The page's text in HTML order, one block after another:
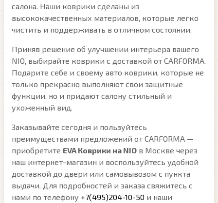
салона. Наши коврики сделаны из
высококачественных материалов, которые легко
чистить и поддерживать в отличном состоянии.
Приняв решение об улучшении интерьера вашего
NIO, выбирайте коврики с доставкой от CARFORMA.
Подарите себе и своему авто коврики, которые не
только прекрасно выполняют свои защитные
функции, но и придают салону стильный и
ухоженный вид.
Заказывайте сегодня и пользуйтесь
преимуществами предложений от CARFORMA —
приобретите EVA Коврики на NIO в Москве через
наш интернет-магазин и воспользуйтесь удобной
доставкой до двери или самовывозом с пункта
выдачи. Для подробностей и заказа свяжитесь с
нами по телефону +7(495)204-10-50 и наши